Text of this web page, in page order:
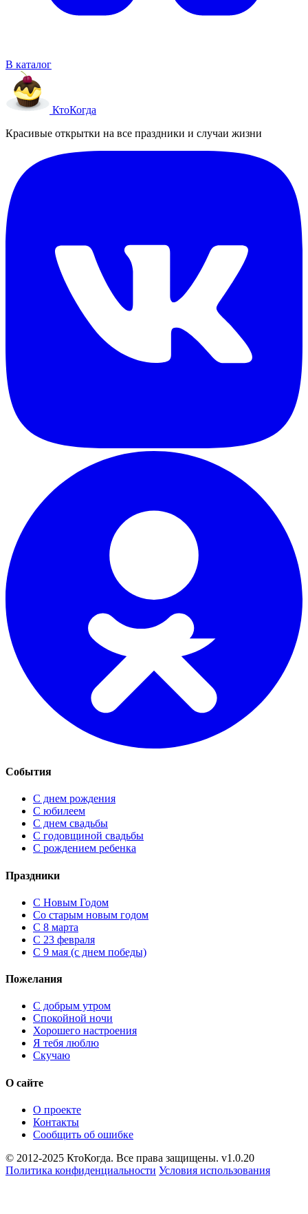
В каталог
КтоКогда
Красивые открытки на все праздники и случаи жизни
События
С днем рождения
С юбилеем
С днем свадьбы
С годовщиной свадьбы
С рождением ребенка
Праздники
C Новым Годом
Cо старым новым годом
С 8 марта
С 23 февраля
С 9 мая (с днем победы)
Пожелания
С добрым утром
Спокойной ночи
Хорошего настроения
Я тебя люблю
Скучаю
О сайте
О проекте
Контакты
Сообщить об ошибке
© 2012-2025 КтоКогда. Все права защищены. v1.0.20
Политика конфиденциальности Условия использования